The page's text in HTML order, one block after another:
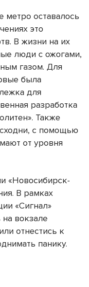
метро оставалось
это
В жизни на их
люди с ожогами,
газом. Для
была
для
разработка
Также
с помощью
от уровня
«Новосибирск-
В рамках
«Сигнал»
вокзале
отнестись к
панику.